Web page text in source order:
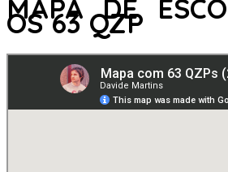
MAPA DE
OS 63 QZP